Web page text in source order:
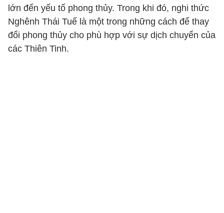
lớn đến yếu tố phong thủy. Trong khi đó, nghi thức
Nghênh Thái Tuế là một trong những cách để thay
đổi phong thủy cho phù hợp với sự dịch chuyển của
các Thiên Tinh.